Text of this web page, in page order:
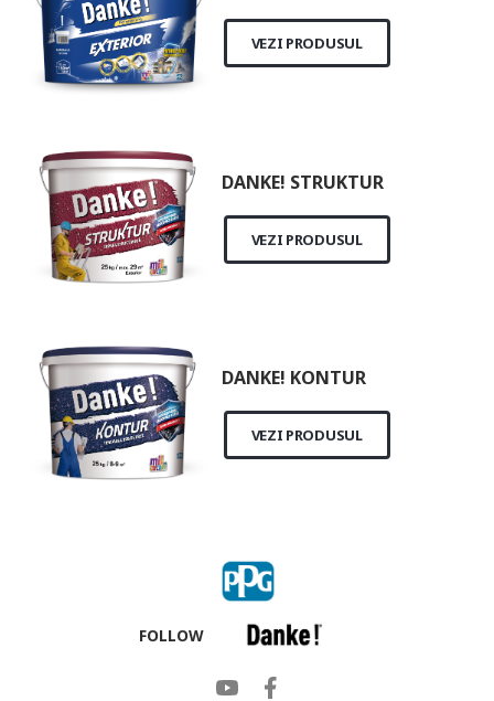
VEZI PRODUSUL
DANKE! STRUKTUR
VEZI PRODUSUL
DANKE! KONTUR
VEZI PRODUSUL
FOLLOW